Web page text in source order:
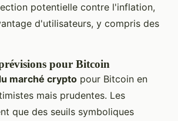
potentielle contre l'inflation,
d'utilisateurs, y compris des
pour Bitcoin
marché crypto pour Bitcoin en
mais prudentes. Les
que des seuils symboliques